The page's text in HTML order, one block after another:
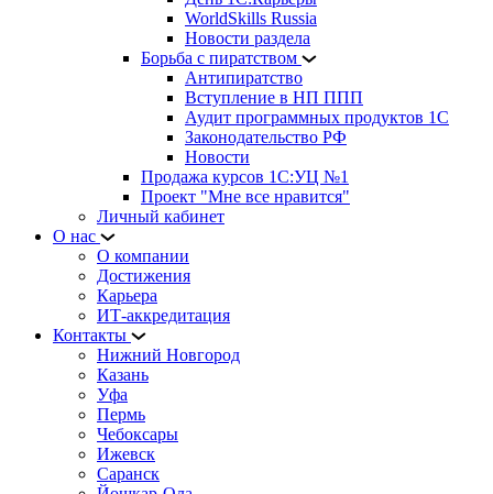
WorldSkills Russia
Новости раздела
Борьба с пиратством
Антипиратство
Вступление в НП ППП
Аудит программных продуктов 1С
Законодательство РФ
Новости
Продажа курсов 1С:УЦ №1
Проект "Мне все нравится"
Личный кабинет
О нас
О компании
Достижения
Карьера
ИТ-аккредитация
Контакты
Нижний Новгород
Казань
Уфа
Пермь
Чебоксары
Ижевск
Саранск